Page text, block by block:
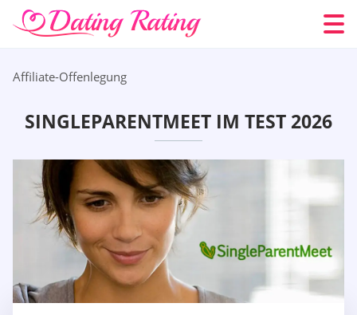
Affiliate-Offenlegung
SINGLEPARENTMEET IM TEST 2026